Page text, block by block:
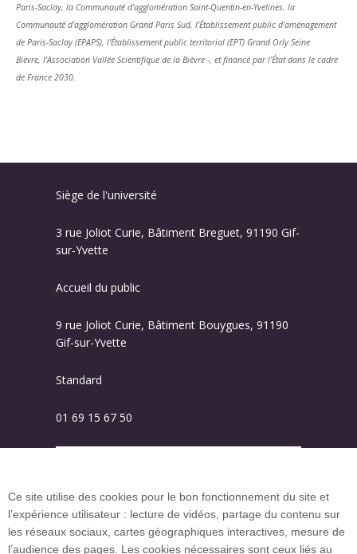
Paris-Saclay, la Communauté d’agglomération Saint-Quentin-en-Yvelines, la
Communauté d’agglomération Grand Paris Sud, l'Établissement public d’aménagement
de Paris-Saclay (EPAPS), l'Établissement public territorial (EPT) Grand Orly Seine
Bièvre, l'Association Vallée Scientifique de la Bièvre -, et financé par l’État dans le cadre
de France 2030.
Siège de l'université
3 rue Joliot Curie, Bâtiment Breguet, 91190 Gif-
sur-Yvette
Accueil du public
9 rue Joliot Curie, Bâtiment Bouygues, 91190
Gif-sur-Yvette
Standard
01 69 15 67 50
Plan du site
Ce site utilise des cookies pour le bon fonctionnement du site et
l’expérience utilisateur : lecture de vidéos, partage du contenu sur
les réseaux sociaux, cartes géographiques interactives, mesure de
l’audience des pages. Les cookies nécessaires sont ceux liés au